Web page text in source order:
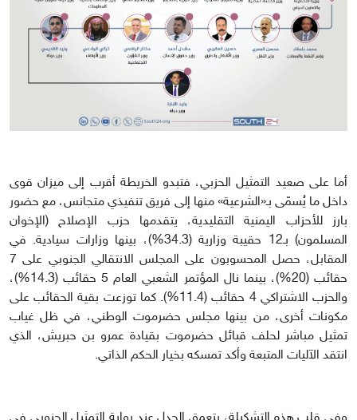
أما على صعيد التمثيل الحزبي، فتبدو الخريطة أقرب إلى ميزان قوى
داخل ما يُسمّى بـ«الشرعية» منها إلى فريق تنفيذي متجانس، مع حضور
بارز للأحزاب اليمنية التقليدية، يتقدمها حزب الإصلاح (الإخوان
المسلمون) بـ12 حقيبة وزارية (34.3%)، بينها وزارات سيادية. في
المقابل، حصل المحسوبون على المجلس الانتقالي الجنوبي على 7
حقائب (20%)، بينما نال المؤتمر الشعبي العام 5 حقائب (14.3%)،
والحزب الاشتراكي 4 حقائب (11.4%). كما توزعت بقية الحقائب على
مكونات أخرى، من بينها مجلس حضرموت الوطني، في ظل غياب
تمثيل مباشر لحلف قبائل حضرموت بقيادة عمرو بن حبريش، الذي
انتقد الآليات المتبعة وأكد تمسكه بخيار الحكم الذاتي.